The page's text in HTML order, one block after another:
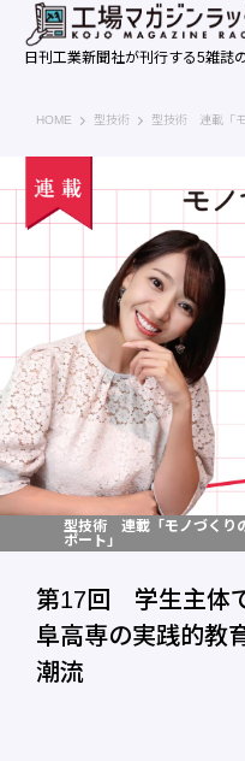
日刊工業新聞社が刊行する5雑誌
HOME 工場マガジンラック｜日刊工業
型技術 型技術 連載「モ
型技術 連載「モノづくり
ポート」
第17回 学生主体
阜高専の実践的教
潮流